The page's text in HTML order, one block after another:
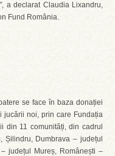
, a declarat Claudia Lixandru,
Fund România.
se face în baza donației
jucării noi, prin care Fundația
din 11 comunități, din cadrul
Șilindru, Dumbrava – județul
județul Mureș, Românești –